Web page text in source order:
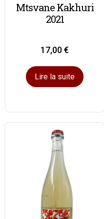
Mtsvane Kakhuri
2021
17,00€
Lire la suite